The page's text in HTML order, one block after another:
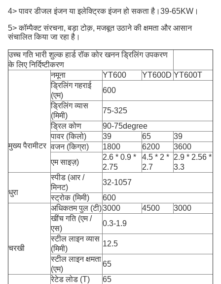
4> पावर डीजल इंजन या इलेक्ट्रिक इंजन हो सकता है।39-65KW।
5> कॉम्पैक्ट संरचना, बड़ा टोक़, मजबूत उठाने की क्षमता और आसान
संचालित किया जा रहा है।
उच्च गति भारी शुल्क हार्ड रॉक कोर खनन ड्रिलिंग उपकरण
के लिए निर्दिष्टीकरण
मुख्य पैरामीटर
नमूना YT600 YT600D YT600T
ड्रिलिंग गहराई
(एम)
600
ड्रिलिंग व्यास
(मिमी)
75-325
ड्रिल कोण
90-75degree
पावर (किलो)
39 65
39
वजन (किग्रा)
1800 6200
3600
एम साइज़)
2.6 * 0.9 *
2.75
4.5 * 2 *
2.7
2.9 * 2.56 *
3.3
धुरा
स्पीड (आर /
मिनट)
32-1057
स्ट्रोक (मिमी)
600
चरखी
अधिकतम पुल (टी)3000 4500
3000
खींच गति (एम /
एस)
0.3-1.9
स्टील लाइन व्यास
(मिमी)
12.5
स्टील लाइन क्षमता
(एम)
65
रेटेड लोड (T)
65